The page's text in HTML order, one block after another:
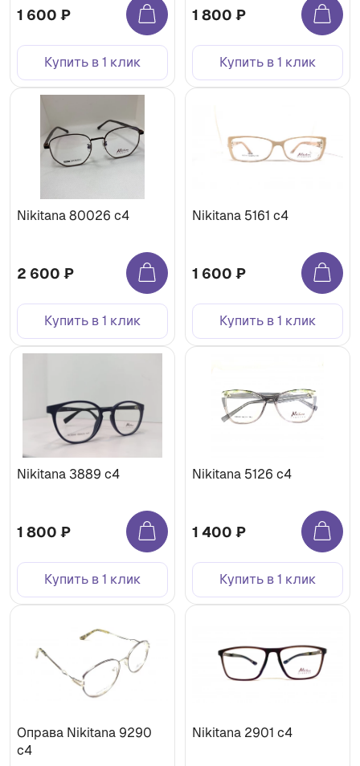
1 600 ₽
Купить в 1 клик
1 800 ₽
Купить в 1 клик
Nikitana 80026 c4
2 600 ₽
Купить в 1 клик
Nikitana 5161 c4
1 600 ₽
Купить в 1 клик
Nikitana 3889 c4
1 800 ₽
Купить в 1 клик
Nikitana 5126 c4
1 400 ₽
Купить в 1 клик
Оправа Nikitana 9290
c4
Nikitana 2901 c4